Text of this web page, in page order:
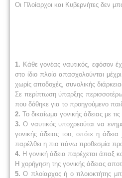
Οι Πλοίαρχοι και Κυβερνήτες δεν
1. Κάθε γονέας ναυτικός, εφόσον
στο ίδιο πλοίο απασχολούνται
χωρίς αποδοχές, συνολικής
Σε περίπτωση ύπαρξης
που δόθηκε για το προηγούμενο
2. Το δικαίωμα γονικής άδειας με
3. Ο ναυτικός υποχρεούται να
γονικής άδειας του, οπότε η
παρέλθει η πιο πάνω προθεσμία
4. Η γονική άδεια παρέχεται άπαξ
Η χορήγηση της γονικής άδειας
5. Ο πλοίαρχος ή ο πλοιοκτήτης